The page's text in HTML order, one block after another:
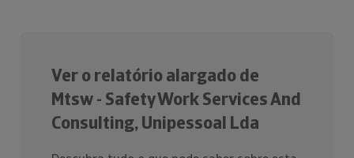
Ver o relatório alargado de
Mtsw - Safety Work Services And
Consulting, Unipessoal Lda